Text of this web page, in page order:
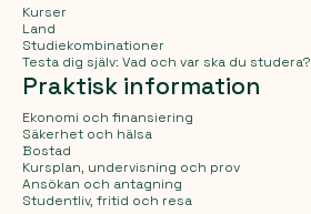
Kurser
Land
Studiekombinationer
Testa dig själv: Vad och var ska du studera?
Praktisk information
Ekonomi och finansiering
Säkerhet och hälsa
Bostad
Kursplan, undervisning och prov
Ansökan och antagning
Studentliv, fritid och resa